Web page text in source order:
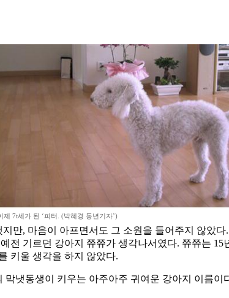
제 7t세가 된 ‘피터. (박혜경 동년기자’)
만, 마음이 아프면서도 그 소원을 들어주지 않았
전 기르던 강아지 쮸쮸가 생각나서였다. 쮸쮸는
키울 생각을 하지 않았다.
냇동생이 키우는 아주아주 귀여운 강아지 이름